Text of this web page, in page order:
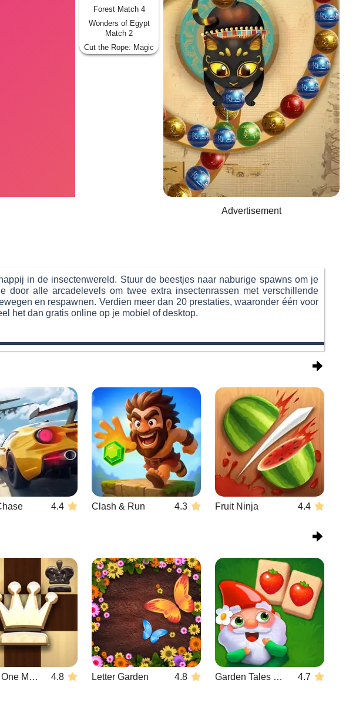
Forest Match 4
Wonders of Egypt
Match 2
Cut the Rope: Magic
Advertisement
in de insectenwereld. Stuur de beestjes naar naburige spawns om je
alle arcadelevels om twee extra insectenrassen met verschillende
en respawnen. Verdien meer dan 20 prestaties, waaronder één voor
het dan gratis online op je mobiel of desktop.
4.4 Clash & Run 4.3 Fruit Ninja 4.4
Mate in One Move 4.8 Letter Garden 4.8 Garden Tales Mahjong 4.7